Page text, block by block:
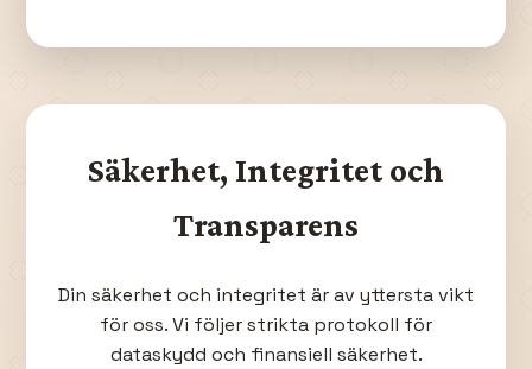
Säkerhet, Integritet och
Transparens
Din säkerhet och integritet är av yttersta vikt
för oss. Vi följer strikta protokoll för
dataskydd och finansiell säkerhet.